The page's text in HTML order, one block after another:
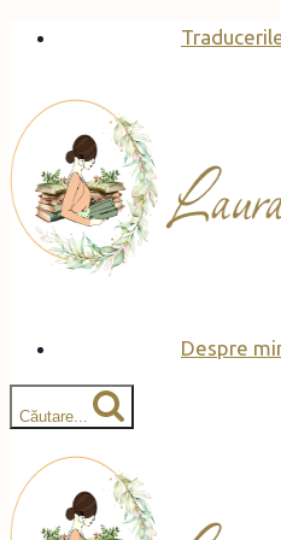
Skip
content
Despre
Căutare...